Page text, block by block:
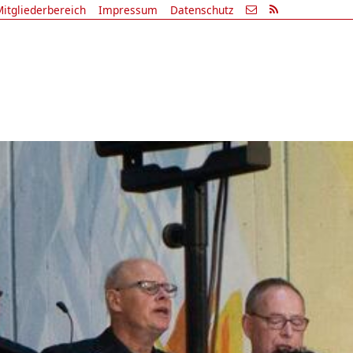
Impressum Datenschutz